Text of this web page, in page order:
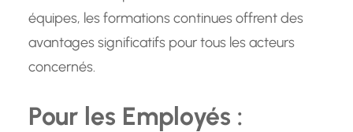
équipes, les formations continues offrent des
avantages significatifs pour tous les acteurs
concernés.
Pour les Employés :